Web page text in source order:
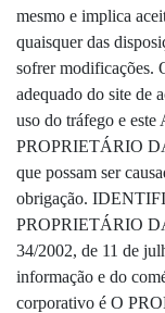
mesmo e implica
quaisquer das
sofrer modificações.
adequado do site de
uso do tráfego e
PROPRIETÁRIO
que possam ser
obrigação.
PROPRIETÁRIO
34/2002, de 11 de
informação e do
corporativo é O